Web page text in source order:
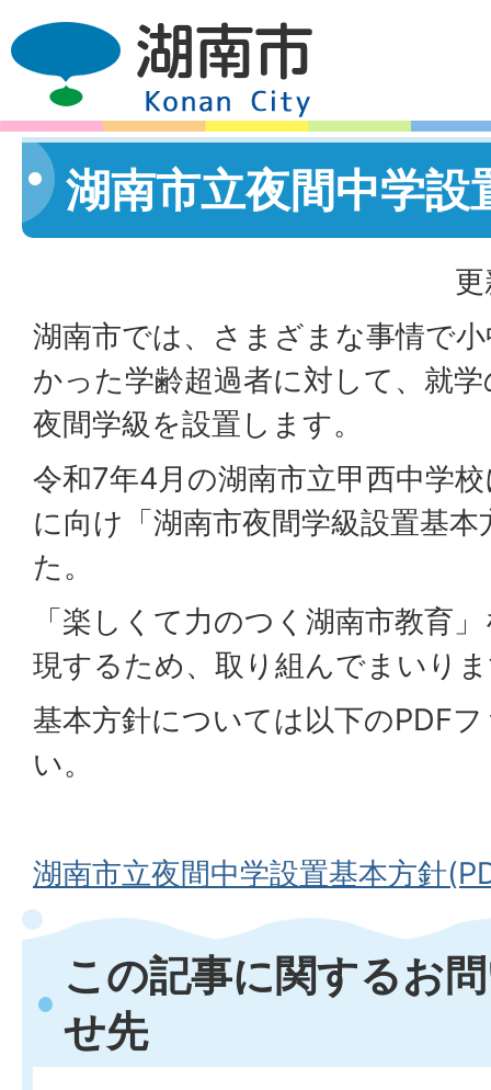
湖南市立夜間中学設
湖南市では、さまざまな事情で
かった学齢超過者に対して、就
夜間学級を設置します。
令和7年4月の湖南市立甲西中学
に向け「湖南市夜間学級設置基
た。
「楽しくて力のつく湖南市教育
現するため、取り組んでまいり
基本方針については以下のPDF
い。
湖南市立夜間中学設置基本方針
この記事に関するお
せ先